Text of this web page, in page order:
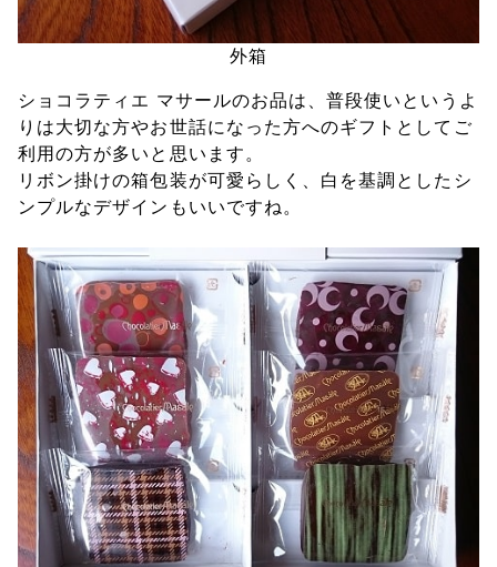
外箱
ショコラティエ マサールのお品は、普段使いというよ
りは大切な方やお世話になった方へのギフトとしてご
利用の方が多いと思います。
リボン掛けの箱包装が可愛らしく、白を基調としたシ
ンプルなデザインもいいですね。